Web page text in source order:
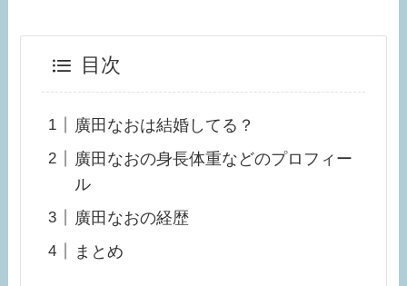
目次
廣田なおは結婚してる？
廣田なおの身長体重などのプロフィー
ル
廣田なおの経歴
まとめ